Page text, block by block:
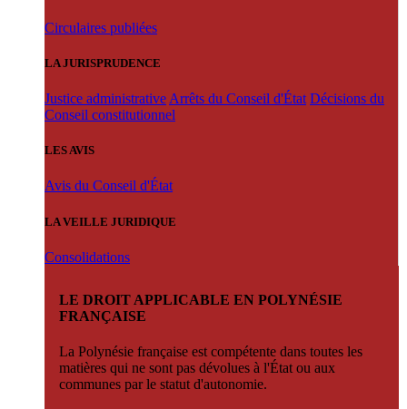
Circulaires publiées
LA JURISPRUDENCE
Justice administrative Arrêts du Conseil d'État Décisions du
Conseil constitutionnel
LES AVIS
Avis du Conseil d'État
LA VEILLE JURIDIQUE
Consolidations
LE DROIT APPLICABLE EN POLYNÉSIE
FRANÇAISE
La Polynésie française est compétente dans toutes les
matières qui ne sont pas dévolues à l'État ou aux
communes par le statut d'autonomie.